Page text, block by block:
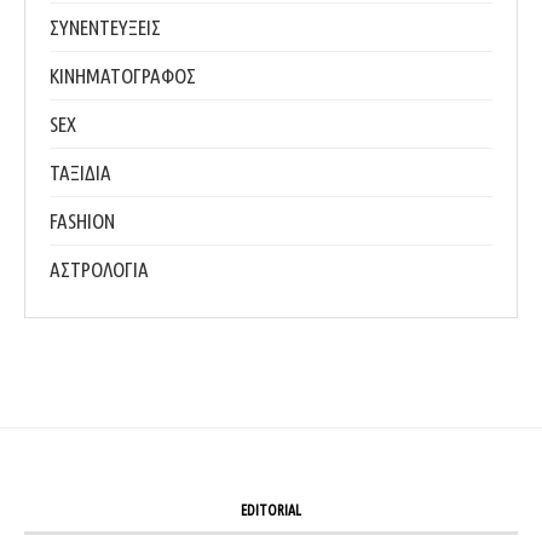
ΣΥΝΕΝΤΕΥΞΕΙΣ
ΚΙΝΗΜΑΤΟΓΡΑΦΟΣ
SEX
ΤΑΞΙΔΙΑ
FASHION
ΑΣΤΡΟΛΟΓΙΑ
EDITORIAL